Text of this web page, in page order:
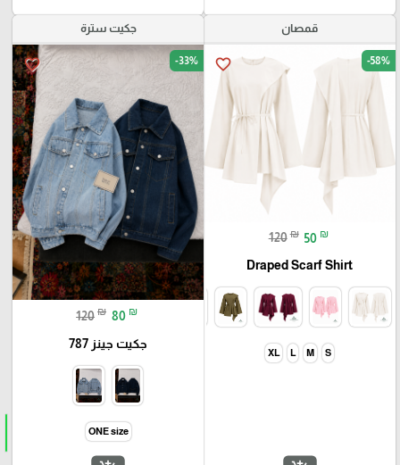
قمصان
favorite_border -58%
120 ₪ 50 ₪
Draped Scarf Shirt
S
M
L
XL
جكيت سترة
favorite_border -33%
120 ₪ 80 ₪
جكيت جينز 787
ONE size